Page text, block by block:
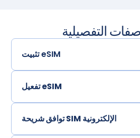
التفصيلية
تثبيت eSIM
تفعيل eSIM
توافق شريحة SIM الإلكترونية